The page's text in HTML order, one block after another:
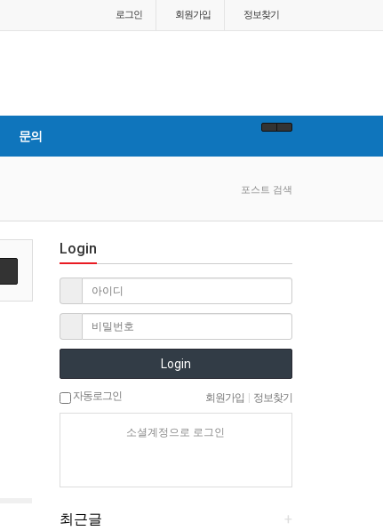
로그인 회원가입 정보찾기
문의
포스트 검색
Login
Login
자동로그인 회원가입 정보찾기
소셜계정으로 로그인
+
최근글